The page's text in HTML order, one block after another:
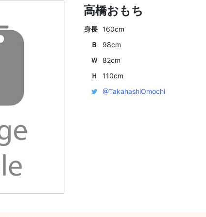
高橋おもち
身長
160cm
Ｂ
98cm
Ｗ
82cm
Ｈ
110cm
@TakahashiOmochi